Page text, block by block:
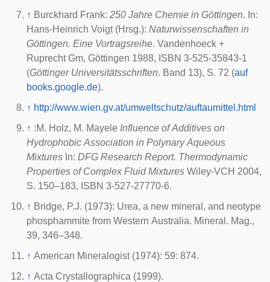
↑ Burckhard Frank: 250 Jahre Chemie in Göttingen. In:
Hans-Heinrich Voigt (Hrsg.): Naturwissenschaften in
Göttingen. Eine Vortragsreihe. Vandenhoeck +
Ruprecht Gm, Göttingen 1988, ISBN 3-525-35843-1
(Göttinger Universitätsschriften. Band 13), S. 72 (auf
books.google.de).
↑ http://www.wien.gv.at/umweltschutz/auftaumittel.html
↑ :M. Holz, M. Mayele Influence of Additives on
Hydrophobic Association in Polynary Aqueous
Mixtures In: DFG Research Report. Thermodynamic
Properties of Complex Fluid Mixtures Wiley-VCH 2004,
S. 150–183, ISBN 3-527-27770-6.
↑ Bridge, P.J. (1973): Urea, a new mineral, and neotype
phosphammite from Western Australia. Mineral. Mag.,
39, 346–348.
↑ American Mineralogist (1974): 59: 874.
↑ Acta Crystallographica (1999).